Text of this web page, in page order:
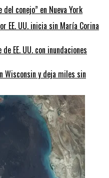
conejo” en Nueva York
EE. UU. inicia sin María Corina
EE. UU. con inundaciones
Wisconsin y deja miles sin